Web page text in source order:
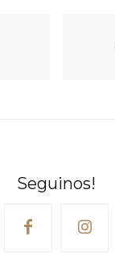
Seguinos!